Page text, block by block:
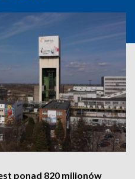
ponad 820 milionów